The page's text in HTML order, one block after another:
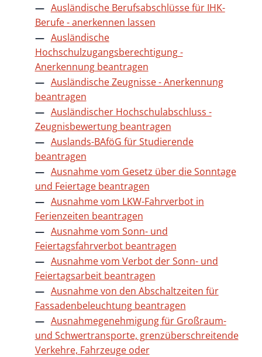
Ausländische Berufsabschlüsse für IHK-
Berufe - anerkennen lassen
Ausländische
Hochschulzugangsberechtigung -
Anerkennung beantragen
Ausländische Zeugnisse - Anerkennung
beantragen
Ausländischer Hochschulabschluss -
Zeugnisbewertung beantragen
Auslands-BAföG für Studierende
beantragen
Ausnahme vom Gesetz über die Sonntage
und Feiertage beantragen
Ausnahme vom LKW-Fahrverbot in
Ferienzeiten beantragen
Ausnahme vom Sonn- und
Feiertagsfahrverbot beantragen
Ausnahme vom Verbot der Sonn- und
Feiertagsarbeit beantragen
Ausnahme von den Abschaltzeiten für
Fassadenbeleuchtung beantragen
Ausnahmegenehmigung für Großraum-
und Schwertransporte, grenzüberschreitende
Verkehre, Fahrzeuge oder